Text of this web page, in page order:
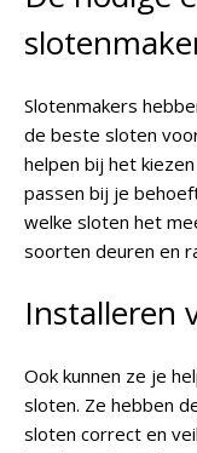
Slotenmakers
de beste sloten
helpen bij het
passen bij je
welke sloten het
soorten deuren en
Installeren
Ook kunnen ze je
sloten. Ze hebben
sloten correct en